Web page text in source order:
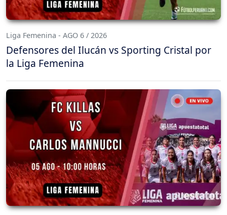
Liga Femenina - AGO 6 / 2026
Defensores del Ilucán vs Sporting Cristal por
la Liga Femenina